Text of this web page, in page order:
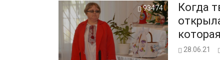
93474
Когда
28.06.21